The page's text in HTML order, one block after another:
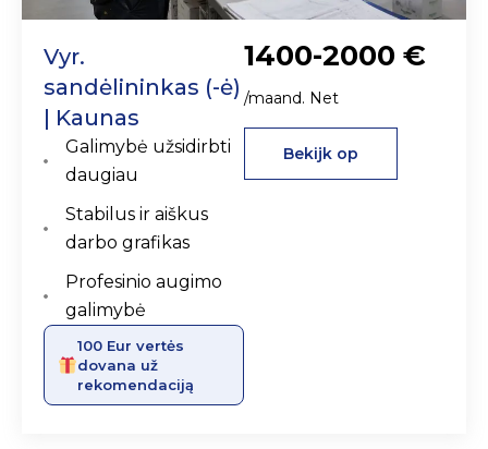
Vyr.
sandėlininkas (-ė)
| Kaunas
Galimybė užsidirbti
daugiau
Stabilus ir aiškus
darbo grafikas
Profesinio augimo
galimybė
100 Eur vertės
dovana už
rekomendaciją
1400-2000 €
/maand. Net
Bekijk op